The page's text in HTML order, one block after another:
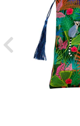
Previous